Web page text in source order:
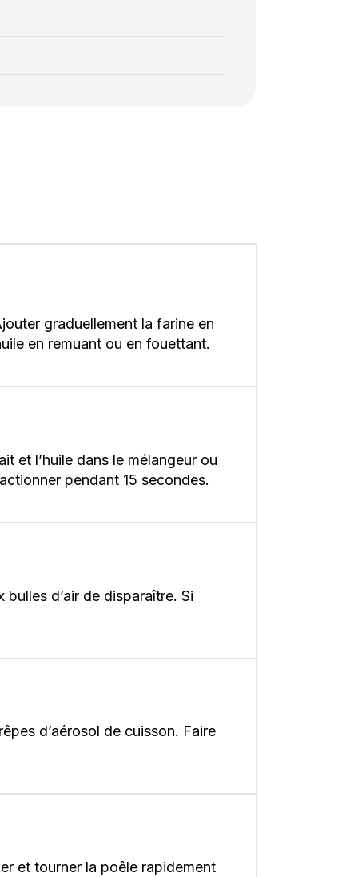
graduellement la farine en
en remuant ou en fouettant.
et l’huile dans le mélangeur ou
pendant 15 secondes.
d’air de disparaître. Si
d’aérosol de cuisson. Faire
et tourner la poêle rapidement